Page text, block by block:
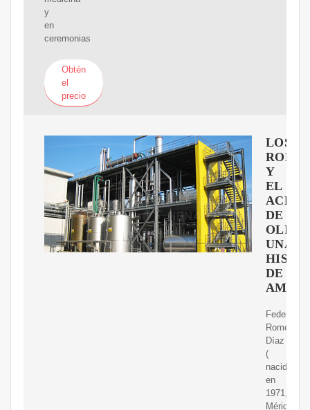
y
en
ceremonias
Obtén
el
precio
LOS
Y
EL
DE
OLIVA.
UNA
DE
AMOR
Federico
Romero
Díaz
(
nacido
en
1971,
Mérida).